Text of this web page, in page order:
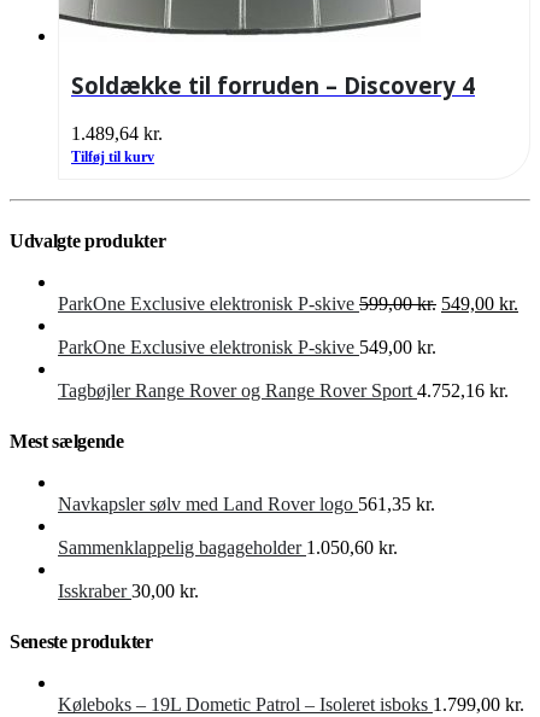
Soldække til forruden – Discovery 4
1.489,64 kr.
Tilføj til kurv
Udvalgte produkter
ParkOne Exclusive elektronisk P-skive 599,00kr. Den
599,00 kr..
549,00 kr.
ParkOne Exclusive elektronisk P-skive 549,00 kr.
Tagbøjler Range Rover og Range Rover Sport 4.752,16 kr.
Mest sælgende
Navkapsler sølv med Land Rover logo 561,35 kr.
Sammenklappelig bagageholder 1.050,60 kr.
Isskraber 30,00 kr.
Seneste produkter
Køleboks – 19L Dometic Patrol – Isoleret isboks 1.799,00 kr.